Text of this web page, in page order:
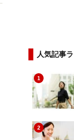
人気記事
1
2